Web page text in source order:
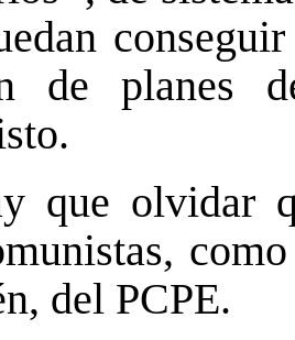
de planes
que olvidar
del PCPE.